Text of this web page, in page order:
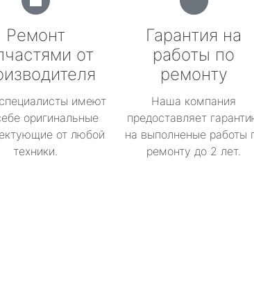
Ремонт
от
имеют
оригинальные
от любой
техники.
Гарантия на
работы по
ремонту
Наша компания
предоставляет
на выполненые работы
ремонту до 2 лет.